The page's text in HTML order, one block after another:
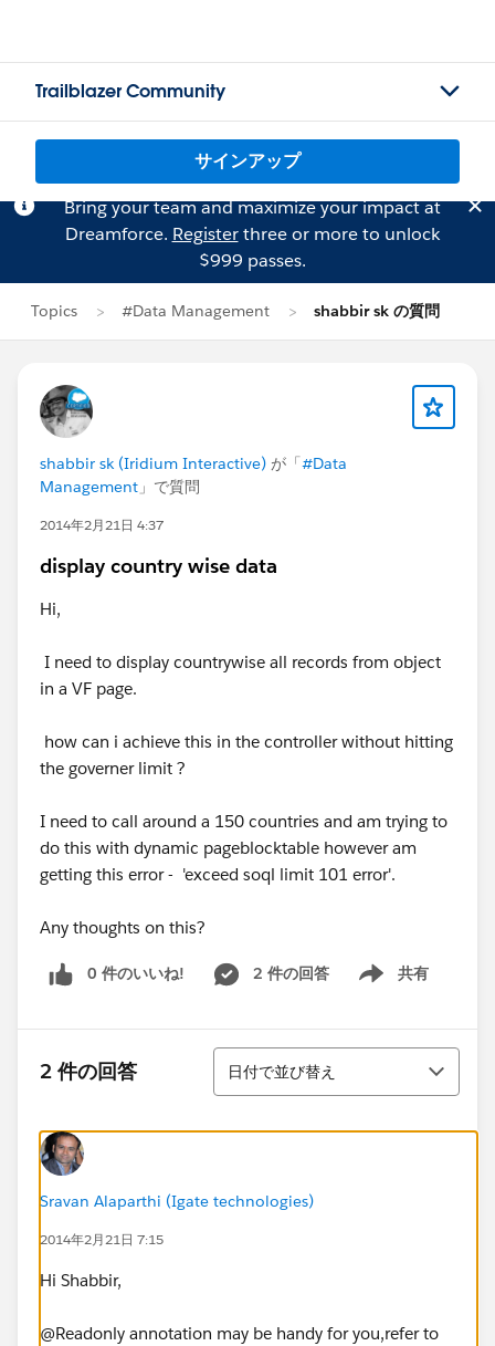
Trailblazer Community
サインアップ
Bring your team and maximize your impact at
Dreamforce. Registerthree or more to unlock
$999 passes.
Topics #Data Management shabbir sk の質問
shabbir sk (Iridium Interactive) が「#Data
Management 」で質問
2014年2月21日 4:37
display country wise data
Hi,
I need to display countrywise all records from object
in a VF page.
how can i achieve this in the controller without hitting
the governer limit ?
I need to call around a 150 countries and am trying to
do this with dynamic pageblocktable however am
getting this error - 'exceed soql limit 101 error'.
Any thoughts on this?
0 件のいいね! 2 件の回答 共有
Show menu
2 件の回答
並び替え
日付で並び替え
Sravan Alaparthi (Igate technologies)
2014年2月21日 7:15
Hi Shabbir,
@Readonly annotation may be handy for you,refer to